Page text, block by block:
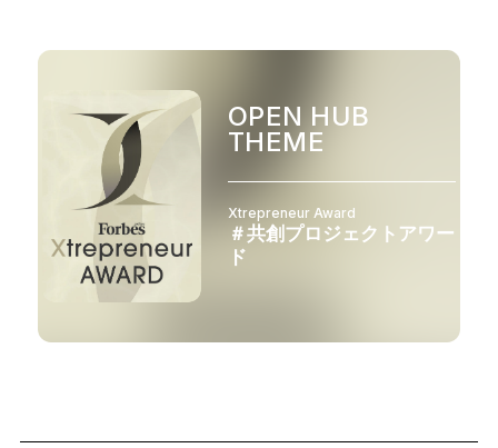
OPEN HUB
THEME
Xtrepreneur Award
＃共創プロジェクトアワー
ド